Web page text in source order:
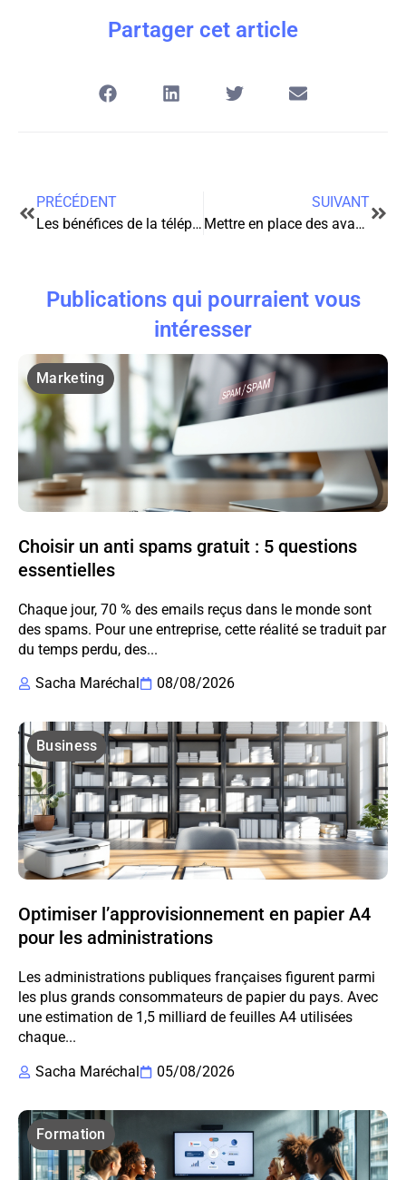
Partager cet article
PRÉCÉDENT
Les bénéfices de la téléphonie IP pour le télétravail
SUIVANT
Mettre en place des avantages salariés dans une TPE : un atout majeur pour attirer et fidéliser les talents
Publications qui pourraient vous
intéresser
Marketing
Choisir un anti spams gratuit : 5 questions
essentielles
Chaque jour, 70 % des emails reçus dans le monde sont
des spams. Pour une entreprise, cette réalité se traduit par
du temps perdu, des...
Sacha Maréchal
08/08/2026
Business
Optimiser l’approvisionnement en papier A4
pour les administrations
Les administrations publiques françaises figurent parmi
les plus grands consommateurs de papier du pays. Avec
une estimation de 1,5 milliard de feuilles A4 utilisées
chaque...
Sacha Maréchal
05/08/2026
Formation